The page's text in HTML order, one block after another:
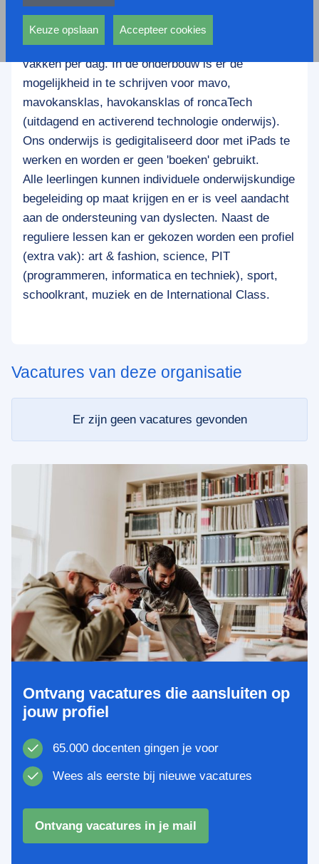
De Roncalli mavo is een thuiswerkvrije of
thuiswerkarme school met een uniek lesrooster,
het zogenaamde flexrooster, bestaande uit drie
vakken per dag. In de onderbouw is er de
mogelijkheid in te schrijven voor mavo,
mavokansklas, havokansklas of roncaTech
(uitdagend en activerend technologie onderwijs).
Ons onderwijs is gedigitaliseerd door met iPads te
werken en worden er geen 'boeken' gebruikt.
Alle leerlingen kunnen individuele onderwijskundige
begeleiding op maat krijgen en er is veel aandacht
aan de ondersteuning van dyslecten. Naast de
reguliere lessen kan er gekozen worden een profiel
(extra vak): art & fashion, science, PIT
(programmeren, informatica en techniek), sport,
schoolkrant, muziek en de International Class.
Vacatures van deze organisatie
Er zijn geen vacatures gevonden
Ontvang vacatures die aansluiten op
jouw profiel
65.000 docenten gingen je voor
Wees als eerste bij nieuwe vacatures
Ontvang vacatures in je mail
andere wordt voorkomen dat dezelfde advertentie
voortdurend verschijnt.
Keuze opslaan Accepteer cookies